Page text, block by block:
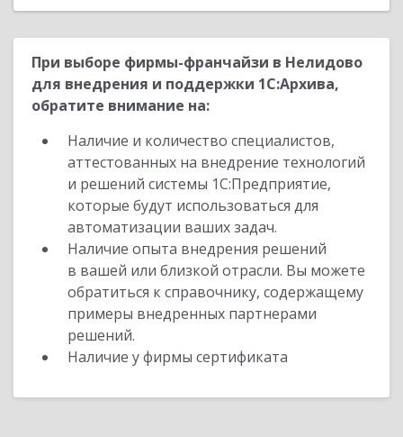
При выборе фирмы-франчайзи в Нелидово
для внедрения и поддержки 1С:Архива,
обратите внимание на:
Наличие и количество специалистов,
аттестованных на внедрение технологий
и решений системы 1С:Предприятие,
которые будут использоваться для
автоматизации ваших задач.
Наличие опыта внедрения решений
в вашей или близкой отрасли. Вы можете
обратиться к справочнику, содержащему
примеры внедренных партнерами
решений.
Наличие у фирмы сертификата